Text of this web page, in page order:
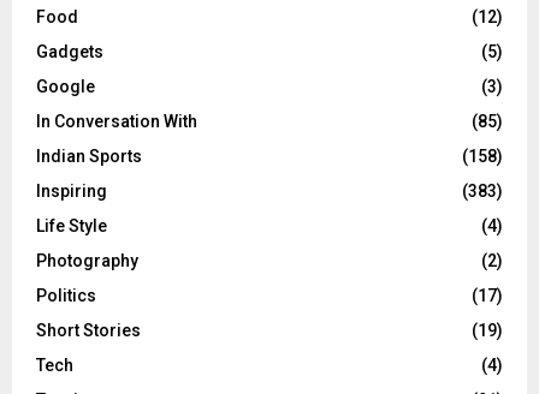
Food
(12)
Gadgets
(5)
Google
(3)
In Conversation With
(85)
Indian Sports
(158)
Inspiring
(383)
Life Style
(4)
Photography
(2)
Politics
(17)
Short Stories
(19)
Tech
(4)